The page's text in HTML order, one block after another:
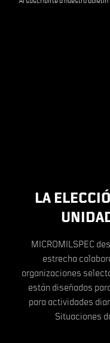
LA
MICROMILSPEC
estrecha
organizaciones
están diseñados
para actividades
Situaciones